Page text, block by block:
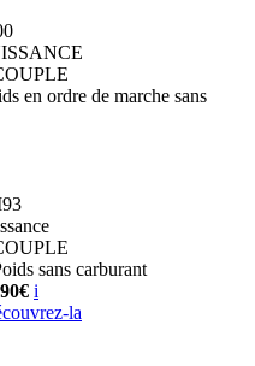
en ordre de marche sans
sans carburant
i
la